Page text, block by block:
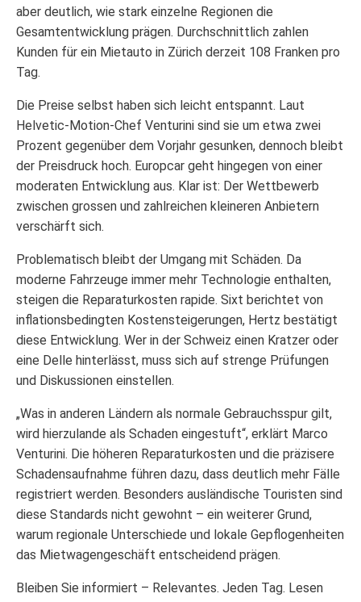
aber deutlich, wie stark einzelne Regionen die
Gesamtentwicklung prägen. Durchschnittlich zahlen
Kunden für ein Mietauto in Zürich derzeit 108 Franken pro
Tag.
Die Preise selbst haben sich leicht entspannt. Laut
Helvetic-Motion-Chef Venturini sind sie um etwa zwei
Prozent gegenüber dem Vorjahr gesunken, dennoch bleibt
der Preisdruck hoch. Europcar geht hingegen von einer
moderaten Entwicklung aus. Klar ist: Der Wettbewerb
zwischen grossen und zahlreichen kleineren Anbietern
verschärft sich.
Problematisch bleibt der Umgang mit Schäden. Da
moderne Fahrzeuge immer mehr Technologie enthalten,
steigen die Reparaturkosten rapide. Sixt berichtet von
inflationsbedingten Kostensteigerungen, Hertz bestätigt
diese Entwicklung. Wer in der Schweiz einen Kratzer oder
eine Delle hinterlässt, muss sich auf strenge Prüfungen
und Diskussionen einstellen.
„Was in anderen Ländern als normale Gebrauchsspur gilt,
wird hierzulande als Schaden eingestuft“, erklärt Marco
Venturini. Die höheren Reparaturkosten und die präzisere
Schadensaufnahme führen dazu, dass deutlich mehr Fälle
registriert werden. Besonders ausländische Touristen sind
diese Standards nicht gewohnt – ein weiterer Grund,
warum regionale Unterschiede und lokale Gepflogenheiten
das Mietwagengeschäft entscheidend prägen.
Bleiben Sie informiert – Relevantes. Jeden Tag. Lesen